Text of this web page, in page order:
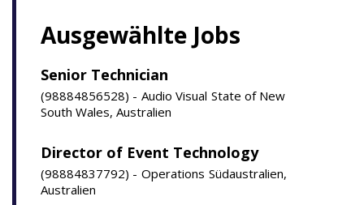
Ausgewählte Jobs
Senior Technician
98884856528 Audio Visual State of New
South Wales, Australien
Director of Event Technology
98884837792 Operations Südaustralien,
Australien